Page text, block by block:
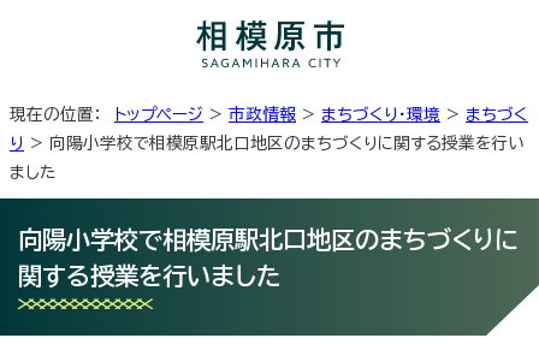
現在の位置： トップページ > 市政情報 > まちづくり・環境 > まちづく
り > 向陽小学校で相模原駅北口地区のまちづくりに関する授業を行い
ました
向陽小学校で相模原駅北口地区のまちづくりに
関する授業を行いました